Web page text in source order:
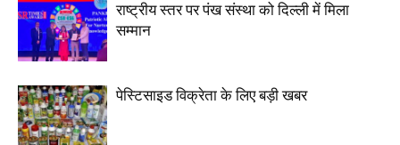
राष्ट्रीय स्तर पर पंख संस्था को दिल्ली में मिला
सम्मान
पेस्टिसाइड विक्रेता के लिए बड़ी खबर